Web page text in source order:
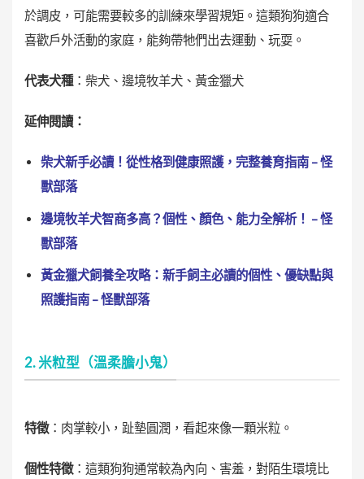
於調皮，可能需要較多的訓練來學習規矩。這類狗狗適合
喜歡戶外活動的家庭，能夠帶牠們出去運動、玩耍。
代表犬種：柴犬、邊境牧羊犬、黃金獵犬
延伸閱讀：
柴犬新手必讀！從性格到健康照護，完整養育指南 – 怪
獸部落
邊境牧羊犬智商多高？個性、顏色、能力全解析！ – 怪
獸部落
黃金獵犬飼養全攻略：新手飼主必讀的個性、優缺點與
照護指南 – 怪獸部落
2. 米粒型（溫柔膽小鬼）
特徵：肉掌較小，趾墊圓潤，看起來像一顆米粒。
個性特徵：這類狗狗通常較為內向、害羞，對陌生環境比